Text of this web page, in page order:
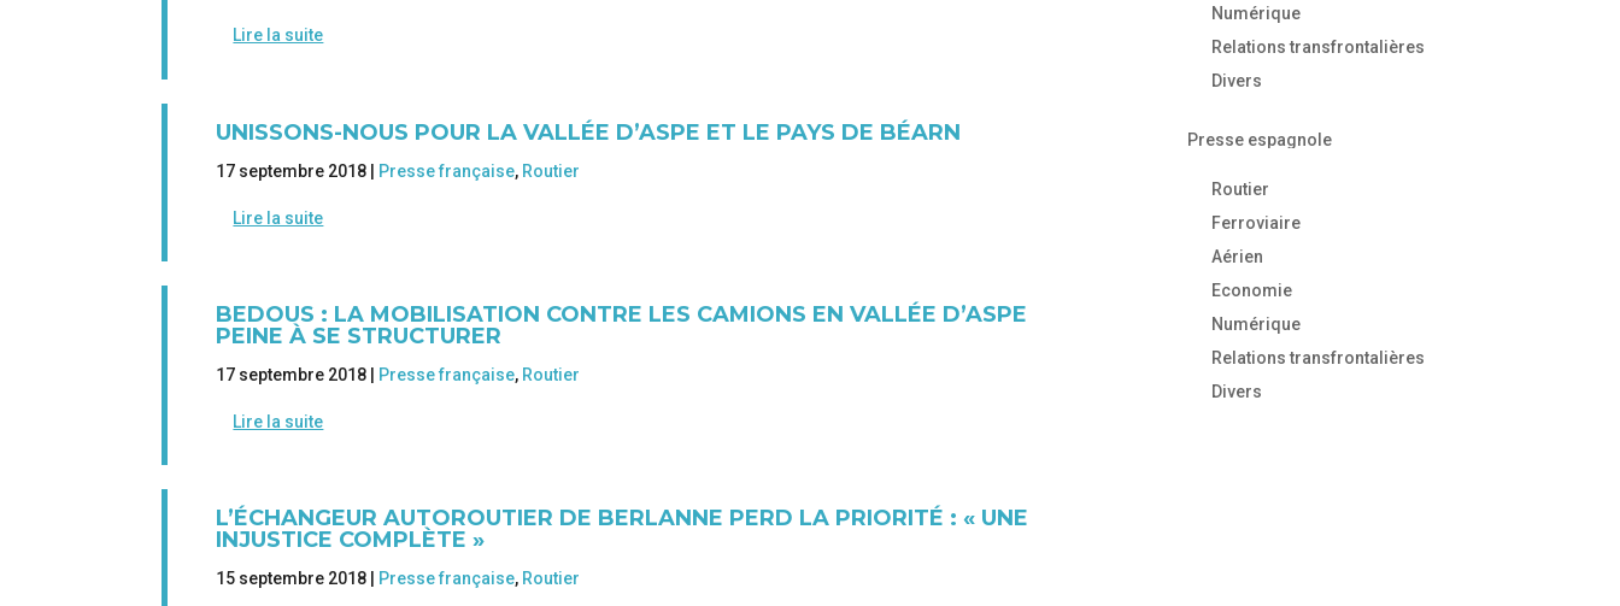
Lire la suite
UNISSONS-NOUS POUR LA VALLÉE D’ASPE ET LE PAYS DE BÉARN
17 septembre 2018 | Presse française, Routier
Lire la suite
BEDOUS : LA MOBILISATION CONTRE LES CAMIONS EN VALLÉE D’ASPE
PEINE À SE STRUCTURER
17 septembre 2018 | Presse française, Routier
Lire la suite
L’ÉCHANGEUR AUTOROUTIER DE BERLANNE PERD LA PRIORITÉ : « UNE
INJUSTICE COMPLÈTE »
15 septembre 2018 | Presse française, Routier
Numérique
Relations transfrontalières
Divers
Presse espagnole
Routier
Ferroviaire
Aérien
Economie
Numérique
Relations transfrontalières
Divers